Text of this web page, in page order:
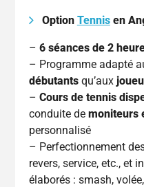
Option Tennisen
– 6 séances de 2
– Programme adapté
débutants qu’aux
– Cours de tennis
conduite demoniteurs
personnalisé
– Perfectionnement
revers, service, etc., et
élaborés : smash,